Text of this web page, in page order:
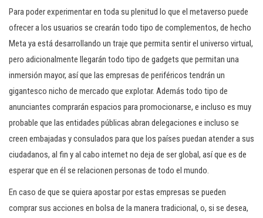
Para poder experimentar en toda su plenitud lo que el metaverso puede
ofrecer a los usuarios se crearán todo tipo de complementos, de hecho
Meta ya está desarrollando un traje que permita sentir el universo virtual,
pero adicionalmente llegarán todo tipo de gadgets que permitan una
inmersión mayor, así que las empresas de periféricos tendrán un
gigantesco nicho de mercado que explotar. Además todo tipo de
anunciantes comprarán espacios para promocionarse, e incluso es muy
probable que las entidades públicas abran delegaciones e incluso se
creen embajadas y consulados para que los países puedan atender a sus
ciudadanos, al fin y al cabo internet no deja de ser global, así que es de
esperar que en él se relacionen personas de todo el mundo.
En caso de que se quiera apostar por estas empresas se pueden
comprar sus acciones en bolsa de la manera tradicional, o, si se desea,